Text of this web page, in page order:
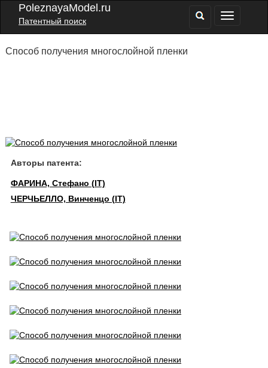
PoleznayaModel.ru
Патентный поиск
Способ получения многослойной пленки
Авторы патента:
ФАРИНА, Стефано (IT)
ЧЕРЧЬЕЛЛО, Винченцо (IT)